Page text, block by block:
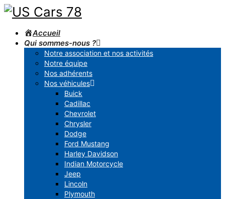
Accueil
Qui sommes-nous ?
Notre association et nos activités
Notre équipe
Nos adhérents
Nos véhicules
Buick
Cadillac
Chevrolet
Chrysler
Dodge
Ford Mustang
Harley Davidson
Indian Motorcycle
Jeep
Lincoln
Plymouth